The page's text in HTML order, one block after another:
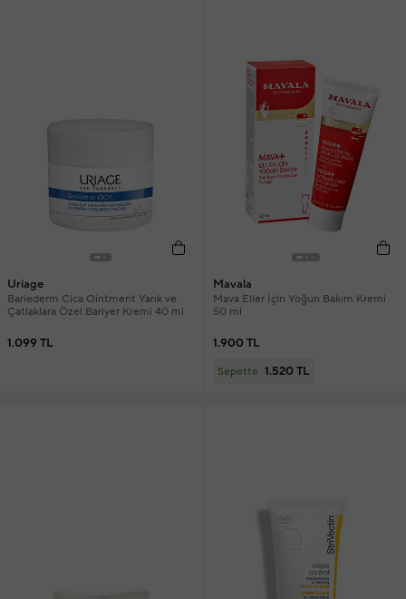
Uriage
Bariederm Cica Ointment Yarık ve
Çatlaklara Özel Bariyer Kremi 40 ml
1.099 TL
Mavala
Mava Eller İçin Yoğun Bakım Kremi
50 ml
1.900 TL
Sepette 1.520 TL